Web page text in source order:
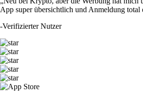
App super übersichtlich und Anmeldung total
-Verifizierter Nutzer